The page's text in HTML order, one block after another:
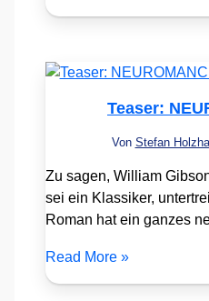
Teaser:
Von Stefan
Zu sagen, William
sei ein Klassiker,
Roman hat ein ganzes
Read More »